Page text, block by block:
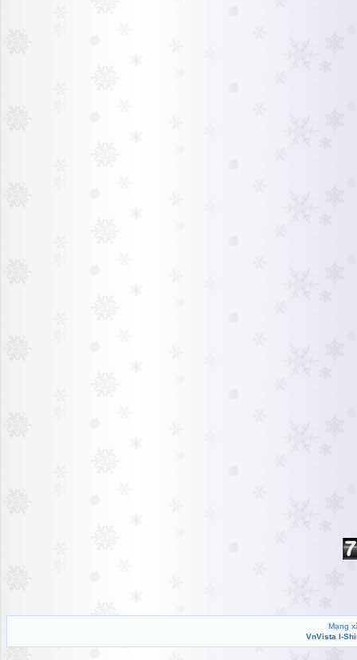
Mạng
VnVista I-